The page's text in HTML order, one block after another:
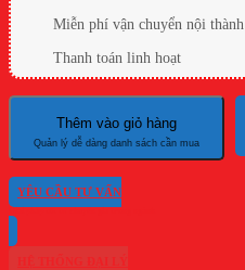
Miễn phí vận chuyển nội thành
Thanh toán linh hoạt
Thêm vào giỏ hàng
YÊU CẦU TƯ VẤN